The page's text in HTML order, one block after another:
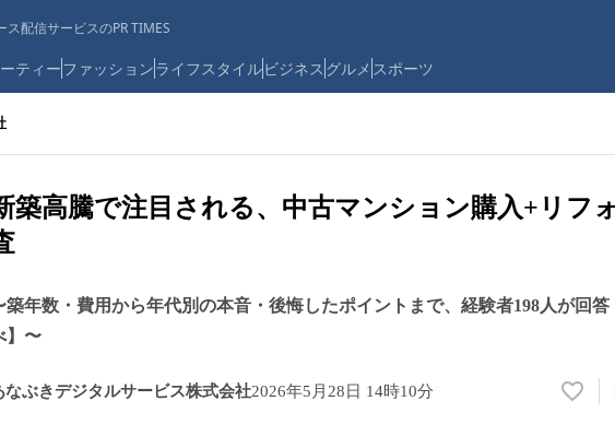
配信サービスのPR TIMES
ティーファッションライフスタイルビジネス グルメ スポーツ
築高騰で注目される、中古マンション購入+リフ
築年数・費用から年代別の本音・後悔したポイントまで、経験者198人が回
】〜
なぶきデジタルサービス株式会社2026年5月28日 14時10分
い